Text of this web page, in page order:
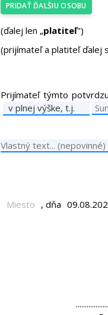
PRIDAŤ ĎALŠIU OSOBU
(ďalej len „platiteľ")
(prijímateľ a platiteľďalej
Prijímateľtýmto
v plnej výške, t.j.
, dňa